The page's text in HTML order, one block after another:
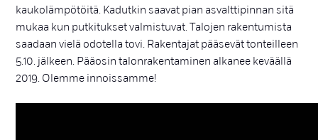
kaukolämpötöitä. Kadutkin saavat pian asvalttipinnan sitä
mukaa kun putkitukset valmistuvat. Talojen rakentumista
saadaan vielä odotella tovi. Rakentajat pääsevät tonteilleen
5.10. jälkeen. Pääosin talonrakentaminen alkanee keväällä
2019. Olemme innoissamme!